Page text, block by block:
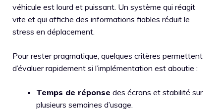
véhicule est lourd et puissant. Un système qui réagit
vite et qui affiche des informations fiables réduit le
stress en déplacement.
Pour rester pragmatique, quelques critères permettent
d’évaluer rapidement si l’implémentation est aboutie :
Temps de réponse des écrans et stabilité sur
plusieurs semaines d’usage.